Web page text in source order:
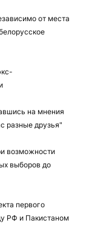
от места
на мнения
разные друзья"
возможности
выборов до
первого
РФ и Пакистаном